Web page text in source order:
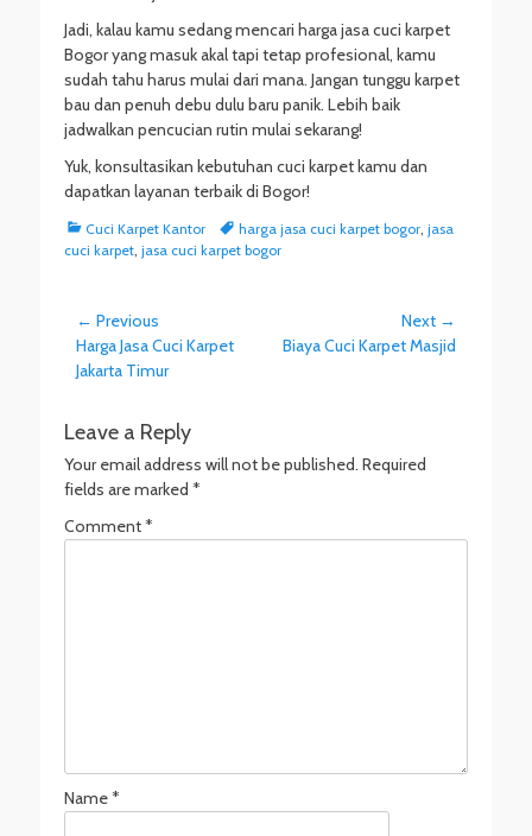
Jadi, kalau kamu sedang mencari harga jasa cuci karpet
Bogor yang masuk akal tapi tetap profesional, kamu
sudah tahu harus mulai dari mana. Jangan tunggu karpet
bau dan penuh debu dulu baru panik. Lebih baik
jadwalkan pencucian rutin mulai sekarang!
Yuk, konsultasikan kebutuhan cuci karpet kamu dan
dapatkan layanan terbaik di Bogor!
Categories
Cuci Karpet Kantor Tagsharga jasa cuci karpet bogor, jasa
cuci karpet, jasa cuci karpet bogor
Post
navigation
← Previous
Previous
post:
Harga Jasa Cuci Karpet
Jakarta Timur
Next →
Next
Biaya Cuci Karpet Masjid
Leave a Reply
Your email address will not be published. Required
fields are marked *
Comment*
Name*